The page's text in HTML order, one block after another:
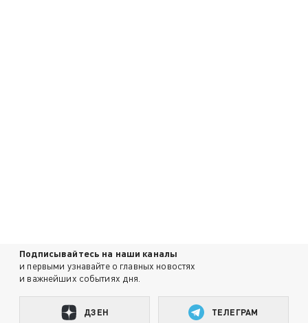
Подписывайтесь на наши каналы
и первыми узнавайте о главных новостях
и важнейших событиях дня.
ДЗЕН ТЕЛЕГРАМ